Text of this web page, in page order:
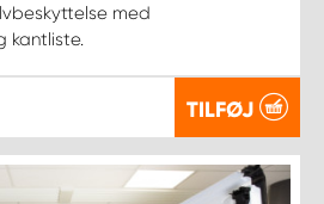
med
kantliste.
TILFØJ